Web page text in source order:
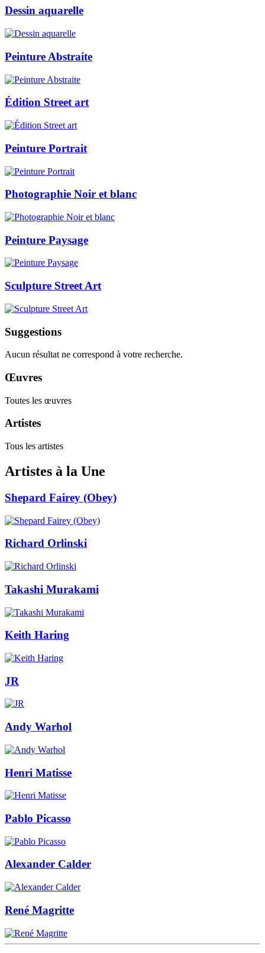
Dessin aquarelle
Peinture Abstraite
Édition Street art
Peinture Portrait
Photographie Noir et blanc
Peinture Paysage
Sculpture Street Art
Suggestions
Aucun résultat ne correspond à votre recherche.
Œuvres
Toutes les œuvres
Artistes
Tous les artistes
Artistes à la Une
Shepard Fairey (Obey)
Richard Orlinski
Takashi Murakami
Keith Haring
JR
Andy Warhol
Henri Matisse
Pablo Picasso
Alexander Calder
René Magritte